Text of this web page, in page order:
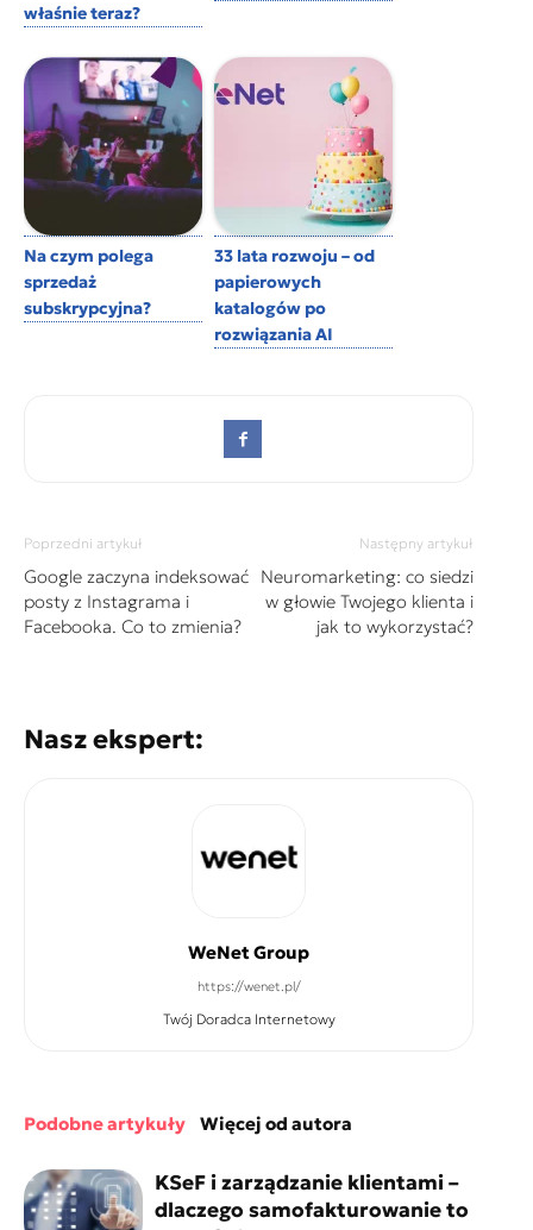
właśnie teraz?
Na czym polega
sprzedaż
subskrypcyjna?
33 lata rozwoju – od
papierowych
katalogów po
rozwiązania AI
Poprzedni artykuł
Google zaczyna indeksować
posty z Instagrama i
Facebooka. Co to zmienia?
Następny artykuł
Neuromarketing: co siedzi
w głowie Twojego klienta i
jak to wykorzystać?
Nasz ekspert:
WeNet Group
https://wenet.pl/
Twój Doradca Internetowy
podobne artykuły więcej od autora
KSeF i zarządzanie klientami –
dlaczego samofakturowanie to